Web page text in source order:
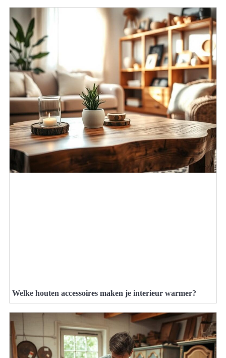
Welke houten accessoires maken je interieur warmer?